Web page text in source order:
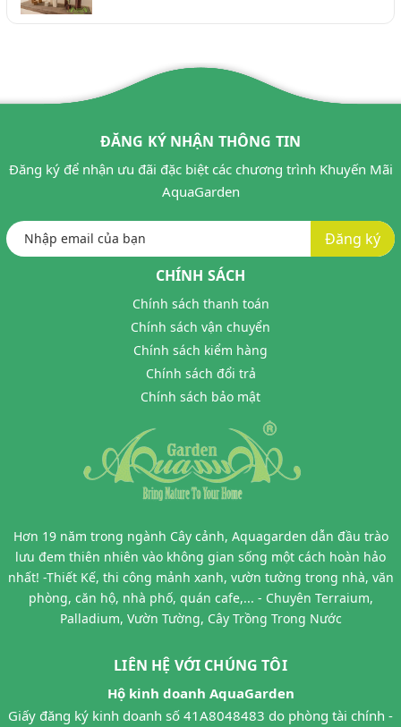
ĐĂNG KÝ NHẬN THÔNG TIN
Đăng ký để nhận ưu đãi đặc biệt các chương trình Khuyến Mãi
AquaGarden
Đăng ký
CHÍNH SÁCH
Chính sách thanh toán
Chính sách vận chuyển
Chính sách kiểm hàng
Chính sách đổi trả
Chính sách bảo mật
Hơn 19 năm trong ngành Cây cảnh, Aquagarden dẫn đầu trào
lưu đem thiên nhiên vào không gian sống một cách hoàn hảo
nhất! -Thiết Kế, thi công mảnh xanh, vườn tường trong nhà, văn
phòng, căn hộ, nhà phố, quán cafe,... - Chuyên Terraium,
Palladium, Vườn Tường, Cây Trồng Trong Nước
LIÊN HỆ VỚI CHÚNG TÔI
Hộ kinh doanh AquaGarden
Giấy đăng ký kinh doanh số 41A8048483 do phòng tài chính -